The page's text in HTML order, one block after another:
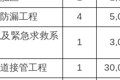
漏工程 4
緊急求救系
1
接管工程 1